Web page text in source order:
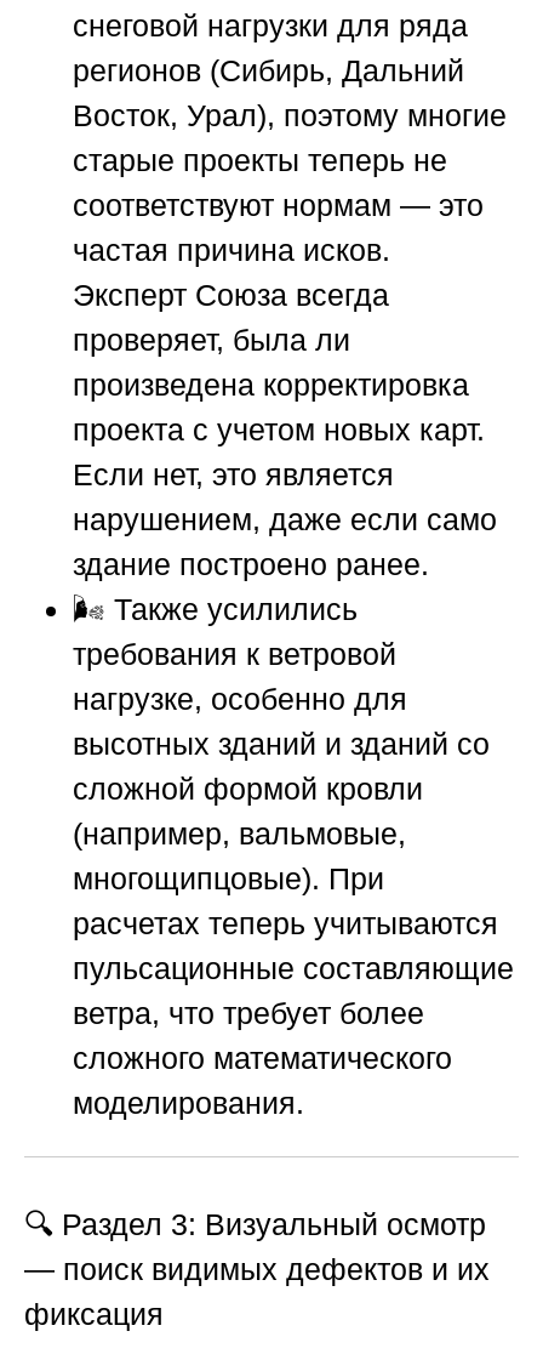
снеговой нагрузки для ряда
регионов (Сибирь, Дальний
Восток, Урал), поэтому многие
старые проекты теперь не
соответствуют нормам — это
частая причина исков.
Эксперт Союза всегда
проверяет, была ли
произведена корректировка
проекта с учетом новых карт.
Если нет, это является
нарушением, даже если само
здание построено ранее.
🌬️ Также усилились
требования к ветровой
нагрузке, особенно для
высотных зданий и зданий со
сложной формой кровли
(например, вальмовые,
многощипцовые). При
расчетах теперь учитываются
пульсационные составляющие
ветра, что требует более
сложного математического
моделирования.
🔍 Раздел 3: Визуальный осмотр
— поиск видимых дефектов и их
фиксация